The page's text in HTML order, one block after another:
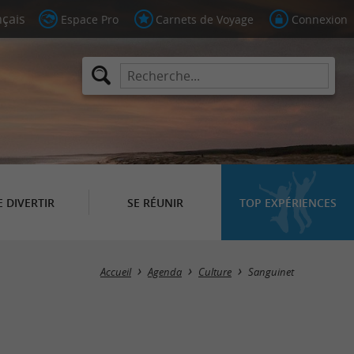
Espace Pro Carnets de Voyage Connexion
DIVERTIR SE RÉUNIR TOP EXPÉRIENCES
Masquer la carte
Accueil Agenda Culture Sanguinet